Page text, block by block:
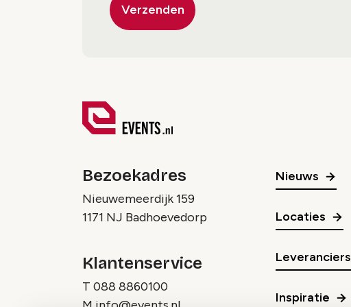
Bezoekadres
Nieuwemeerdijk 159
1171 NJ Badhoevedorp
Klantenservice
T 088 8860100
Nieuws
Locaties
Leveranciers
Inspiratie